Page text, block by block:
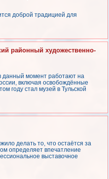
доброй традицией для
районный художественно-
момент работают на
включая освобождённые
году стал музей в Тульской
делать то, что остаётся за
определяет впечатление
выставочное